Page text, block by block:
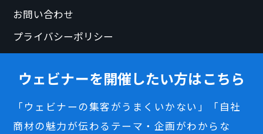
お問い合わせ
プライバシーポリシー
ウェビナーを開催したい方はこちら
「ウェビナーの集客がうまくいかない」「自社
商材の魅力が伝わるテーマ・企画がわからな